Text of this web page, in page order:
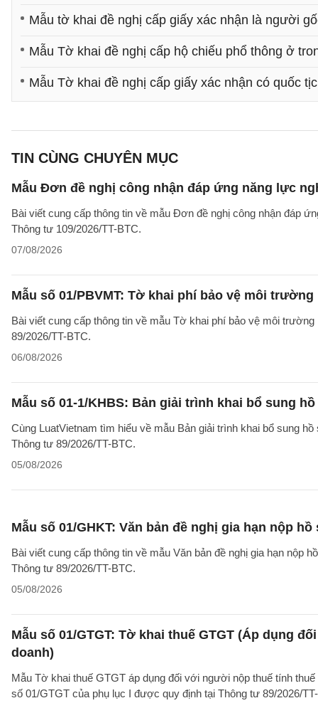
Mẫu tờ khai đề nghị cấp giấy xác nhận là người
Mẫu Tờ khai đề nghị cấp hộ chiếu phổ thông ở
Mẫu Tờ khai đề nghị cấp giấy xác nhận có quốc
TIN CÙNG CHUYÊN MỤC
Mẫu Đơn đề nghị công nhận đáp ứng năng lực
Bài viết cung cấp thông tin về mẫu Đơn đề nghị công nhận đáp
Thông tư 109/2026/TT-BTC.
07/08/2026
Mẫu số 01/PBVMT: Tờ khai phí bảo vệ môi trường
Bài viết cung cấp thông tin về mẫu Tờ khai phí bảo vệ môi
89/2026/TT-BTC.
06/08/2026
Mẫu số 01-1/KHBS: Bản giải trình khai bổ sung
Cùng LuatVietnam tìm hiểu về mẫu Bản giải trình khai bổ sung
Thông tư 89/2026/TT-BTC.
05/08/2026
Mẫu số 01/GHKT: Văn bản đề nghị gia hạn nộp
Bài viết cung cấp thông tin về mẫu Văn bản đề nghị gia hạn nộp
Thông tư 89/2026/TT-BTC.
05/08/2026
Mẫu số 01/GTGT: Tờ khai thuế GTGT (Áp dụng
doanh)
Mẫu Tờ khai thuế GTGT áp dụng đối với người nộp thuế tính
số 01/GTGT của phụ lục I được quy định tại Thông tư 89/2026/